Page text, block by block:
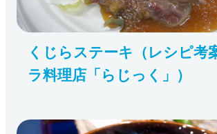
くじらステーキ（レシピ考
ラ料理店「らじっく」）